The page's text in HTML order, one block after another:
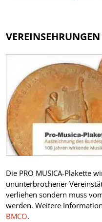
VEREINSEHRUNGEN
Die PRO MUSICA-Plakette
ununterbrochener
verliehen sondern muss
werden. Weitere
BMCO.